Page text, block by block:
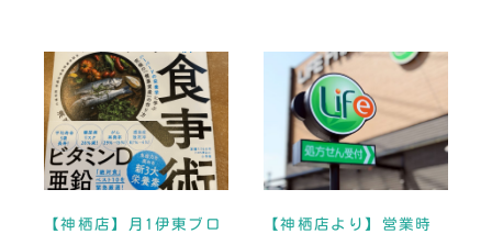
【神栖店】月1伊東ブロ
【神栖店より】営業時